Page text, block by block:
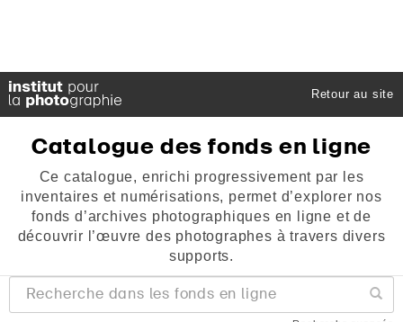
Retour au site
Catalogue des fonds en ligne
Ce catalogue, enrichi progressivement par les
inventaires et numérisations, permet d’explorer nos
fonds d’archives photographiques en ligne et de
découvrir l’œuvre des photographes à travers divers
supports.